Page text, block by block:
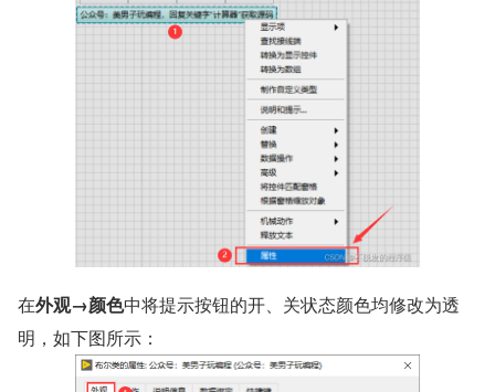
​在外观→颜色中将提示按钮的开、关状态颜色均修改为透
明，如下图所示：